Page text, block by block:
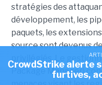
CrowdStrike alerte
furtives,
stratégies des
développement, les
paquets, les
source sont devenus
privilégiés.Le
Package Manager)